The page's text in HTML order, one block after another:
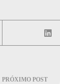
PRÓXIMO POST